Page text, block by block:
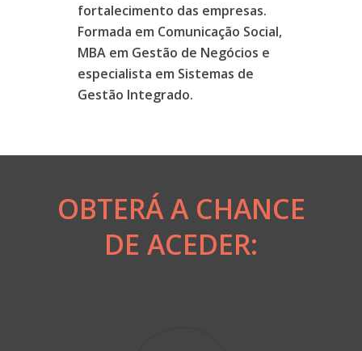
fortalecimento das empresas.
Formada em Comunicação Social,
MBA em Gestão de Negócios e
especialista em Sistemas de
Gestão Integrado.
OBTERÁ A CHANCE
DE ACEDER: